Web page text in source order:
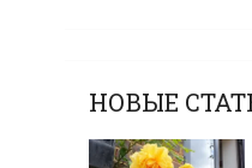
НОВЫЕ